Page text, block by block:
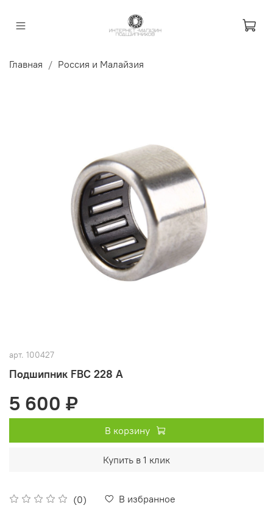
Главная Россия и Малайзия
арт. 100427
Подшипник FBC 228 А
(0) В избранное
5 600 ₽
В корзину
Купить в 1 клик